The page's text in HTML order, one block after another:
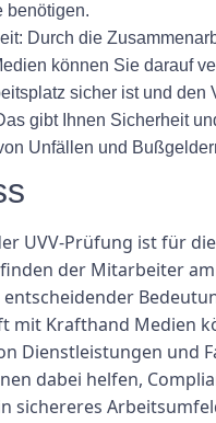
benötigen.
Durch die
können Sie darauf
sicher ist und den
gibt Ihnen Sicherheit
Unfällen und
UVV-Prüfung ist für
der Mitarbeiter am
mit Krafthand Medien
Dienstleistungen und
dabei helfen,
sichereres